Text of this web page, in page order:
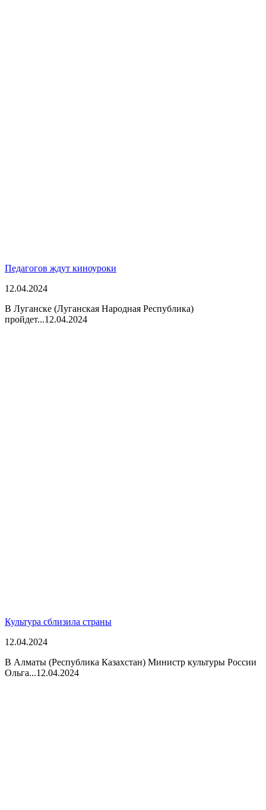
Педагогов ждут киноуроки
12.04.2024
В Луганске (Луганская Народная Республика)
пройдет...12.04.2024
Культура сблизила страны
12.04.2024
В Алматы (Республика Казахстан) Министр культуры России
Ольга...12.04.2024